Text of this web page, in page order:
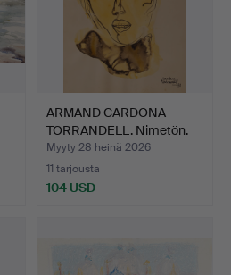
ARMAND CARDONA
TORRANDELL. Nimetön.
Myyty 28 heinä 2026
11 tarjousta
104 USD